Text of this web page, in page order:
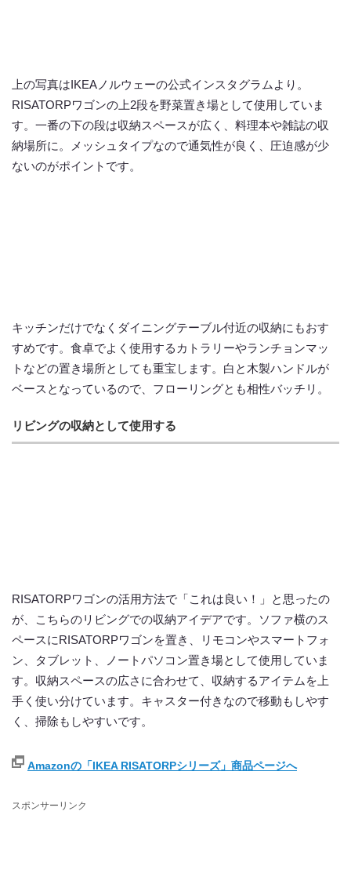
上の写真はIKEAノルウェーの公式インスタグラムより。
RISATORPワゴンの上2段を野菜置き場として使用していま
す。一番の下の段は収納スペースが広く、料理本や雑誌の収
納場所に。メッシュタイプなので通気性が良く、圧迫感が少
ないのがポイントです。
キッチンだけでなくダイニングテーブル付近の収納にもおす
すめです。食卓でよく使用するカトラリーやランチョンマッ
トなどの置き場所としても重宝します。白と木製ハンドルが
ベースとなっているので、フローリングとも相性バッチリ。
リビングの収納として使用する
RISATORPワゴンの活用方法で「これは良い！」と思ったの
が、こちらのリビングでの収納アイデアです。ソファ横のス
ペースにRISATORPワゴンを置き、リモコンやスマートフォ
ン、タブレット、ノートパソコン置き場として使用していま
す。収納スペースの広さに合わせて、収納するアイテムを上
手く使い分けています。キャスター付きなので移動もしやす
く、掃除もしやすいです。
Amazonの「IKEA RISATORPシリーズ」商品ページへ
スポンサーリンク